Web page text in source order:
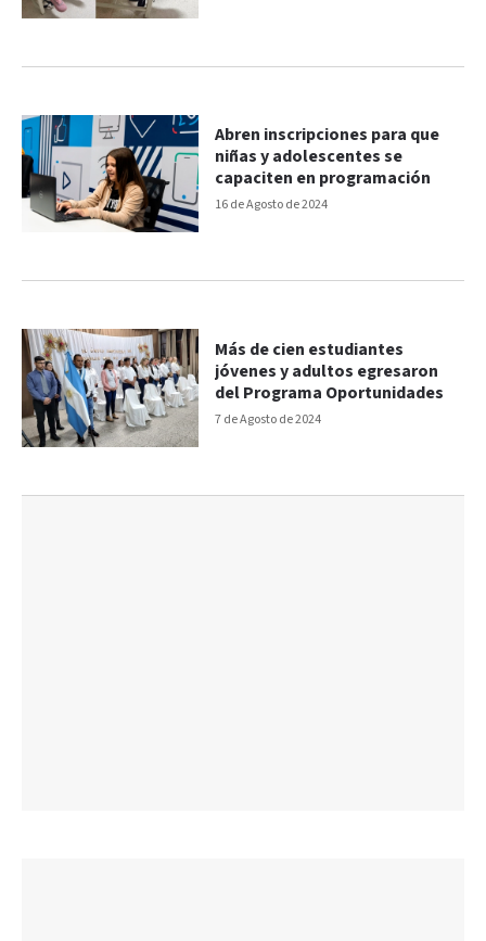
16 de Agosto de 2024
Abren inscripciones para que
niñas y adolescentes se
capaciten en programación
7 de Agosto de 2024
Más de cien estudiantes
jóvenes y adultos egresaron
del Programa Oportunidades